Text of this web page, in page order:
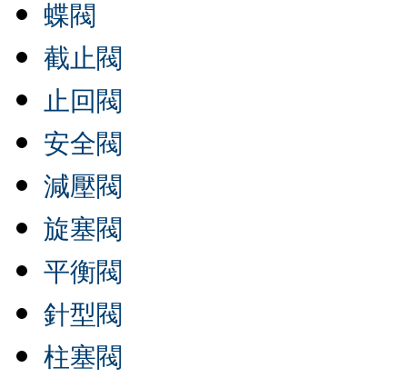
蝶閥
截止閥
止回閥
安全閥
減壓閥
旋塞閥
平衡閥
針型閥
柱塞閥